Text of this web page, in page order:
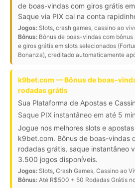
de boas-vindas com giros grátis
Saque via PIX cai na conta
Jogos: Slots, crash games, cassino ao
Bônus: Bônus de boas-vindas com
e giros grátis em slots selecionados
Bonanza), creditado automaticamente
k9bet.com — Bônus de boas-
rodadas grátis
Sua Plataforma de Apostas e
Saque PIX instantâneo em até 5
Jogue nos melhores slots e
k9bet.com. Bônus de boas-vindas
rodadas grátis, saque instantâneo
3.500 jogos disponíveis.
Jogos: Slots, Crash Games, Cassino ao
Bônus: Até R$500 + 50 Rodadas Grátis